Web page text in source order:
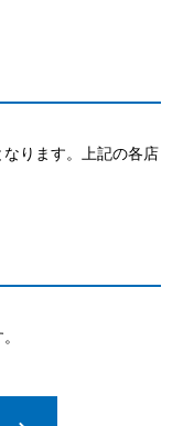
ります。上記の各店